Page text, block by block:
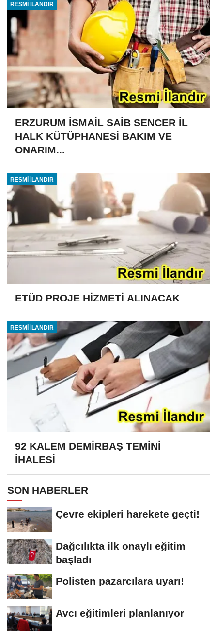
RESMİ İLANDIR
ERZURUM İSMAİL SAİB SENCER İL
HALK KÜTÜPHANESİ BAKIM VE
ONARIM...
RESMİ İLANDIR
ETÜD PROJE HİZMETİ ALINACAK
RESMİ İLANDIR
92 KALEM DEMİRBAŞ TEMİNİ
İHALESİ
SON HABERLER
Çevre ekipleri harekete geçti!
Dağcılıkta ilk onaylı eğitim
başladı
Polisten pazarcılara uyarı!
Avcı eğitimleri planlanıyor